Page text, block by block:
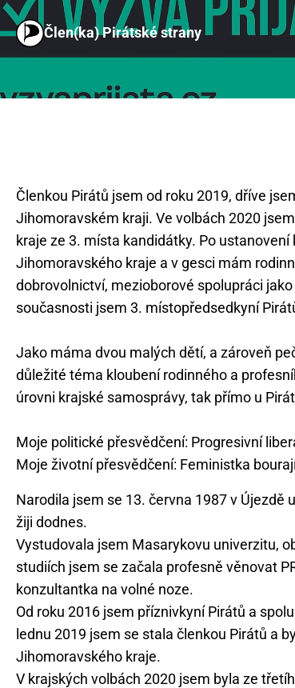
Člen(ka) Pirátské strany
Členkou Pirátů jsem od roku 2019, dříve
Jihomoravském kraji. Ve volbách 2020
kraje ze 3. místa kandidátky. Po
Jihomoravského kraje a v gesci mám
dobrovolnictví, mezioborové spolupráci
současnosti jsem 3. místopředsedkyní
Jako máma dvou malých dětí, a zároveň
důležité téma kloubení rodinného a
úrovni krajské samosprávy, tak přímo u
Moje politické přesvědčení: Progresivní
Narodila jsem se 13. června 1987 v Újezdě
žiji dodnes.
Vystudovala jsem Masarykovu univerzitu,
studiích jsem se začala profesně věnovat
konzultantka na volné noze.
Od roku 2016 jsem příznivkyní Pirátů a
lednu 2019 jsem se stala členkou Pirátů a
Jihomoravského kraje.
V krajských volbách 2020 jsem byla ze